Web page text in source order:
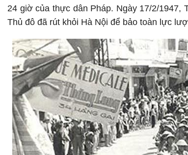
24 giờ của thực dân Pháp. Ngày 17/2/1947,
Thủ đô đã rút khỏi Hà Nội để bảo toàn lực